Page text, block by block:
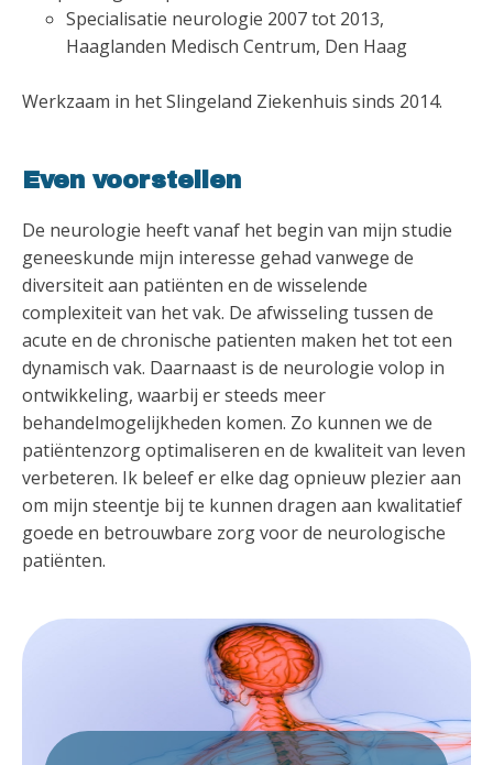
Specialisatie neurologie 2007 tot 2013,
Haaglanden Medisch Centrum, Den Haag
Werkzaam in het Slingeland Ziekenhuis sinds 2014.
Even voorstellen
De neurologie heeft vanaf het begin van mijn studie
geneeskunde mijn interesse gehad vanwege de
diversiteit aan patiënten en de wisselende
complexiteit van het vak. De afwisseling tussen de
acute en de chronische patienten maken het tot een
dynamisch vak. Daarnaast is de neurologie volop in
ontwikkeling, waarbij er steeds meer
behandelmogelijkheden komen. Zo kunnen we de
patiëntenzorg optimaliseren en de kwaliteit van leven
verbeteren. Ik beleef er elke dag opnieuw plezier aan
om mijn steentje bij te kunnen dragen aan kwalitatief
goede en betrouwbare zorg voor de neurologische
patiënten.